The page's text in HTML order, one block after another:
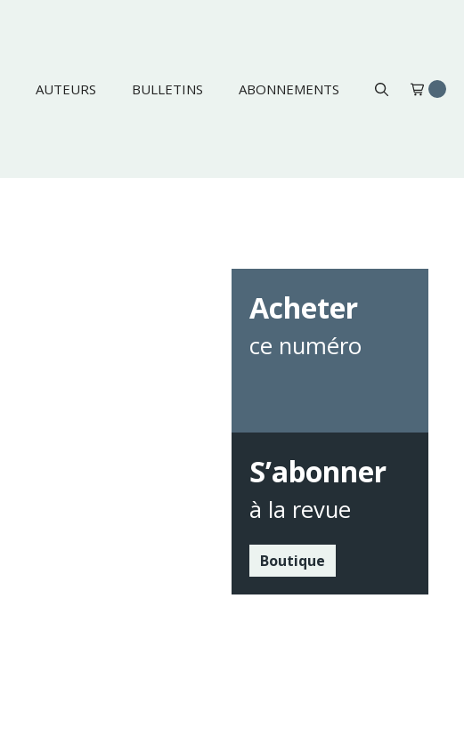
AUTEURS BULLETINS ABONNEMENTS
Acheter
ce numéro
S’abonner
à la revue
Boutique